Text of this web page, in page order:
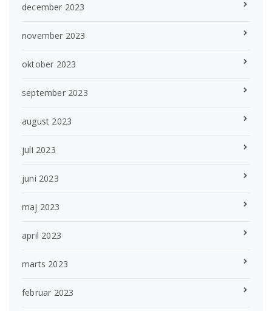
december 2023
november 2023
oktober 2023
september 2023
august 2023
juli 2023
juni 2023
maj 2023
april 2023
marts 2023
februar 2023